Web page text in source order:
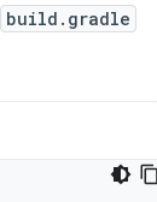
build.gradle